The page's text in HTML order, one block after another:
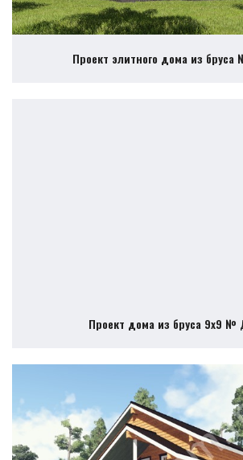
Проект элитного дома из
Проект дома из бруса 9х9 №